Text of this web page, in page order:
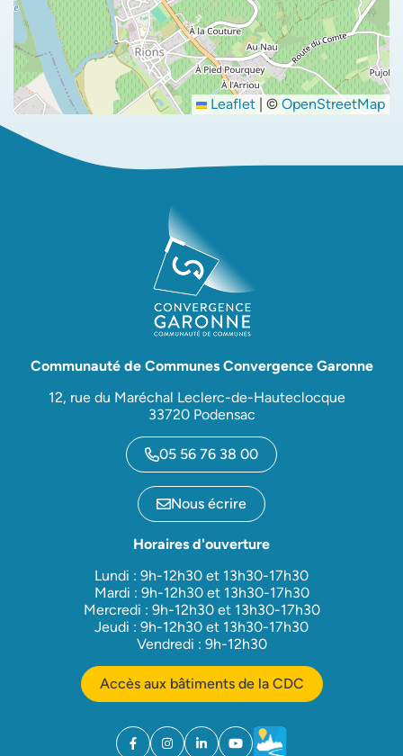
Leaflet | © OpenStreetMap
Communauté de Communes Convergence Garonne
12, rue du Maréchal Leclerc-de-Hauteclocque
33720 Podensac
05 56 76 38 00
Nous écrire
Horaires d'ouverture
Lundi : 9h-12h30 et 13h30-17h30
Mardi : 9h-12h30 et 13h30-17h30
Mercredi : 9h-12h30 et 13h30-17h30
Jeudi : 9h-12h30 et 13h30-17h30
Vendredi : 9h-12h30
Accès aux bâtiments de la CDC
Facebook
(ouverture dans un nouvel onglet)
Instagram
(ouverture dans un nouvel onglet)
Linkedin
(ouverture dans un nouvel onglet)
YouTube
(ouverture dans un nouvel
Météo
(ouverture dans un